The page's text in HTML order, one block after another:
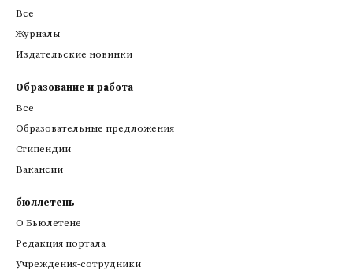
Все
Журналы
Издательские новинки
Образование и работа
Все
Образовательные предложения
Стипендии
Вакансии
бюллетень
О Бьюлетене
Редакция портала
Учреждения-сотрудники